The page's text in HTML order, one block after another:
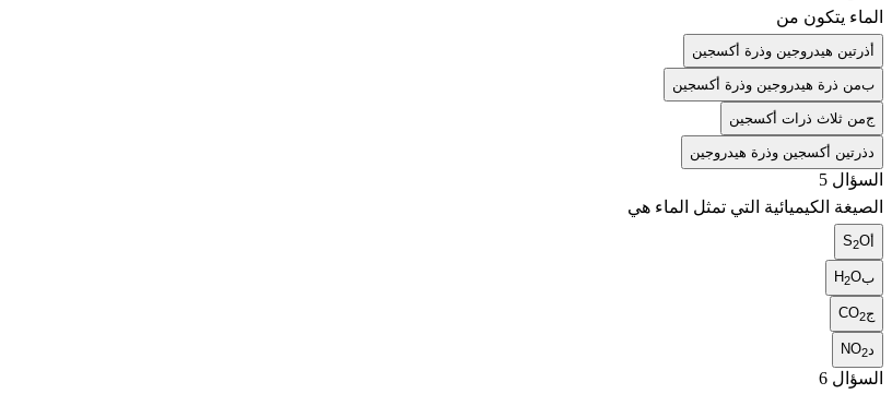
الماء يتكون من
أذرتين هيدروجين وذرة أكسجين
بمن ذرة هيدروجين وذرة أكسجين
جمن ثلاث ذرات أكسجين
د ذرتين أكسجين وذرة هيدروجين
السؤال 5
الصيغة الكيميائية التي تمثل الماء هي
أ S2O
ب H2O
ج CO2
د NO2
السؤال 6